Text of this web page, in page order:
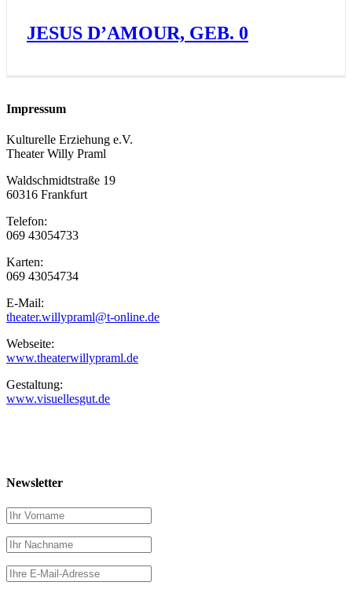
JESUS D’AMOUR, GEB. 0
Impressum
Kulturelle Erziehung e.V.
Theater Willy Praml
Waldschmidtstraße 19
60316 Frankfurt
Telefon:
069 43054733
Karten:
069 43054734
E-Mail:
theater.willypraml@t-online.de
Webseite:
www.theaterwillypraml.de
Gestaltung:
www.visuellesgut.de
Newsletter